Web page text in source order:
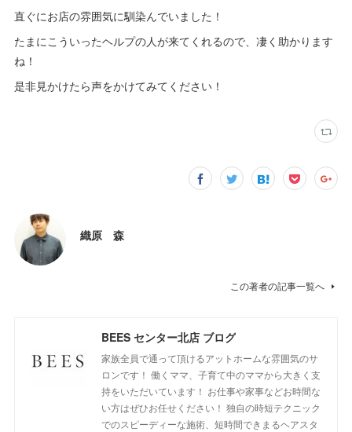
直ぐにお店の雰囲気に馴染んでいました！
たまにこういったヘルプの人が来てくれるので、凄く助かります
ね！
是非見かけたら声をかけてみてください！
織原 森
この著者の記事一覧へ
BEES センター北店 ブログ
家族全員で通って頂けるアットホームな雰囲気のサ
ロンです！ 働くママ、子育て中のママから大きく支
持をいただいています！ お仕事や家事などお時間な
い方はぜひお任せください！ 独自の時短テクニック
でのスピーディーな施術、短時間できまるヘアスタ